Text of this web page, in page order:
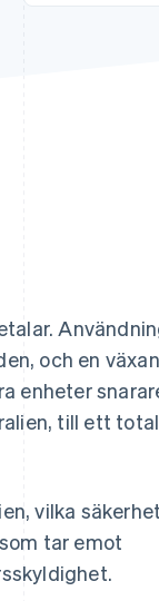
och en
enheter
till ett
vilka
tar emot